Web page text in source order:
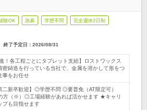
験OK 急募 学歴不問 完全週休2日制
終了予定日： 2026/08/31
！各工程ごとにタブレット支給】ロストワックス
密鋳造を行っている当社で、金属を溶かして形をつ
事をお任せ
二新卒歓迎】◎学歴不問 ◎要普免（AT限定可）
方（※）◎工場経験があれば活かせます ★キャリ
プも目指せます